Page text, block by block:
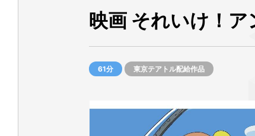
映画 それいけ！
61分 東京テアトル配給作品